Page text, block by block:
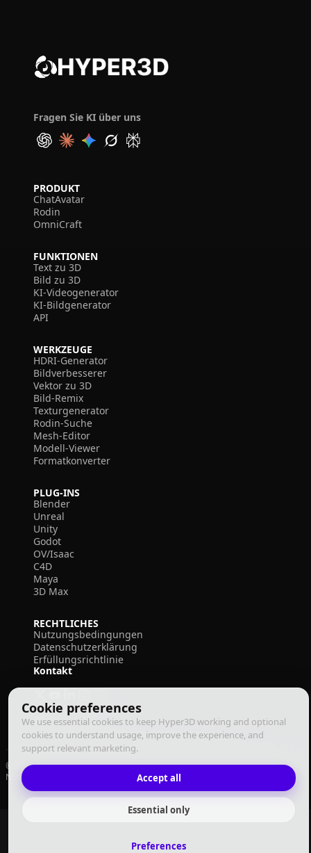
Cookie preferences
We use essential cookies to keep Hyper3D working and optional
cookies to understand usage, improve the experience, and
support relevant marketing.
Accept all
Essential only
Preferences
Fragen Sie KI über uns
PRODUKT
ChatAvatar
Rodin
OmniCraft
FUNKTIONEN
Text zu 3D
Bild zu 3D
KI-Videogenerator
KI-Bildgenerator
API
WERKZEUGE
HDRI-Generator
Bildverbesserer
Vektor zu 3D
Bild-Remix
Texturgenerator
Rodin-Suche
Mesh-Editor
Modell-Viewer
Formatkonverter
PLUG-INS
Blender
Unreal
Unity
Godot
OV/Isaac
C4D
Maya
3D Max
RECHTLICHES
Nutzungsbedingungen
Datenschutzerklärung
Erfüllungsrichtlinie
Kontakt
© 2026 Deemos Corporation. Alle Rechte vorbehalten
Nutzungsbedingungen
DatenschutzrichtlinieErfüllungsrichtlinie Deutsch